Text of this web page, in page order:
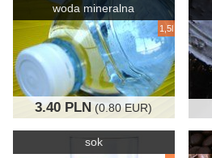
woda mineralna
1,5l
3.40 PLN (0.80 EUR)
sok